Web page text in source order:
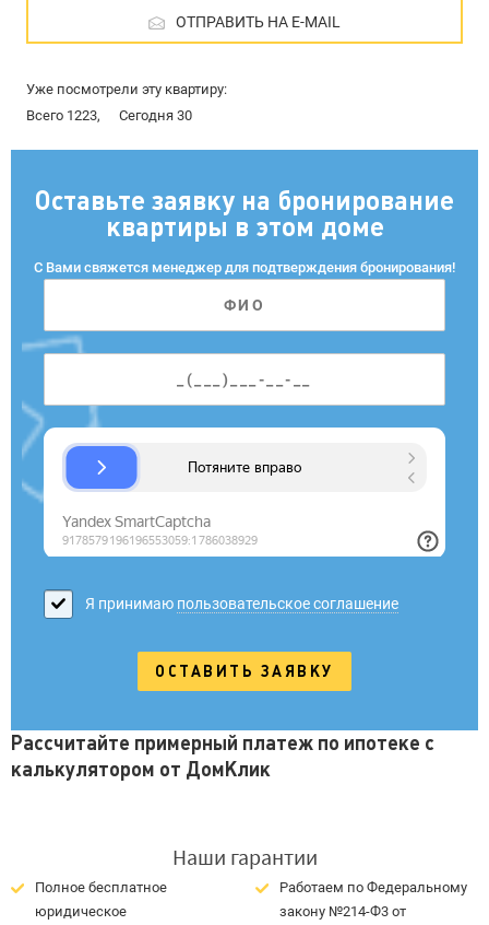
ОТПРАВИТЬ НА E-MAIL
Уже посмотрели эту квартиру:
Всего 1223,
Сегодня 30
Оставьте заявку на бронирование
квартиры в этом доме
С Вами свяжется менеджер для подтверждения бронирования!
Я принимаю пользовательское соглашение
Рассчитайте примерный платеж по ипотеке с
калькулятором от ДомКлик
Наши гарантии
Полное бесплатное
юридическое
Работаем по Федеральному
закону №214-Ф3 от